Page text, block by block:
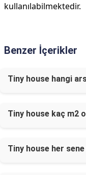
kullanılabilmektedir.
Benzer İçerikler
Tiny house hangi
Tiny house kaç m2
Tiny house her